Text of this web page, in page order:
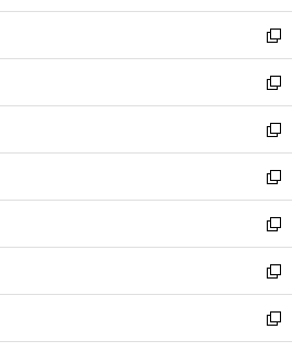
開
く
ウ
で
開
く
ン
ド
ウ
で
開
く
新
し
い
ウ
ィ
ン
ド
ウ
で
開
く
新
し
い
ウ
ィ
ン
ド
ウ
で
開
く
新
し
い
ウ
ィ
ン
ド
ウ
で
開
新
し
い
ウ
ィ
ン
ド
ウ
新
し
い
ウ
ィ
ン
新
し
い
ウ
新
し